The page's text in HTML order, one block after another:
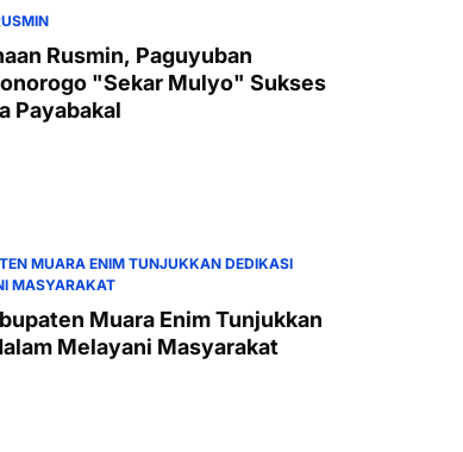
Rusmin, Paguyuban
"Sekar Mulyo" Sukses
Payabakal
MUARA ENIM TUNJUKKAN DEDIKASI
MASYARAKAT
Muara Enim Tunjukkan
Melayani Masyarakat